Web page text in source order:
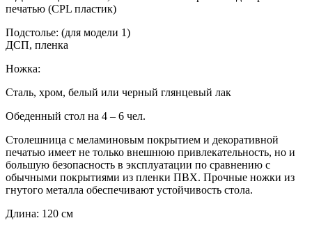
печатью (CPL пластик)
Подстолье: (для модели 1)
ДСП, пленка
Ножка:
Сталь, хром, белый или черный глянцевый лак
Обеденный стол на 4 – 6 чел.
Столешница с меламиновым покрытием и декоративной
печатью имеет не только внешнюю привлекательность, но и
большую безопасность в эксплуатации по сравнению с
обычными покрытиями из пленки ПВХ. Прочные ножки из
гнутого металла обеспечивают устойчивость стола.
Длина: 120 см